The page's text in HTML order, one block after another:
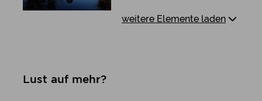
weitere Elemente laden
Lust auf mehr?